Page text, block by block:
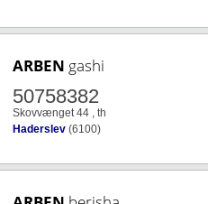
ARBEN gashi
50758382
Skovvænget 44 , th
Haderslev (6100)